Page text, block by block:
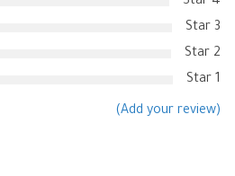
3 Star
2 Star
1 Star
(Add your review)